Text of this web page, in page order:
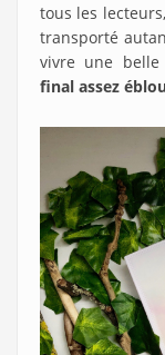
tous les
transporté
vivre une belle
final assez